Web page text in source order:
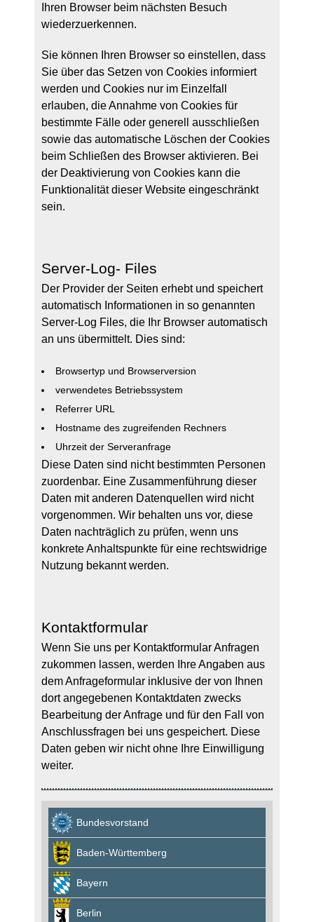
Ihren Browser beim nächsten Besuch
wiederzuerkennen.
Sie können Ihren Browser so einstellen, dass
Sie über das Setzen von Cookies informiert
werden und Cookies nur im Einzelfall
erlauben, die Annahme von Cookies für
bestimmte Fälle oder generell ausschließen
sowie das automatische Löschen der Cookies
beim Schließen des Browser aktivieren. Bei
der Deaktivierung von Cookies kann die
Funktionalität dieser Website eingeschränkt
sein.
Server-Log- Files
Der Provider der Seiten erhebt und speichert
automatisch Informationen in so genannten
Server-Log Files, die Ihr Browser automatisch
an uns übermittelt. Dies sind:
Browsertyp und Browserversion
verwendetes Betriebssystem
Referrer URL
Hostname des zugreifenden Rechners
Uhrzeit der Serveranfrage
Diese Daten sind nicht bestimmten Personen
zuordenbar. Eine Zusammenführung dieser
Daten mit anderen Datenquellen wird nicht
vorgenommen. Wir behalten uns vor, diese
Daten nachträglich zu prüfen, wenn uns
konkrete Anhaltspunkte für eine rechtswidrige
Nutzung bekannt werden.
Kontaktformular
Wenn Sie uns per Kontaktformular Anfragen
zukommen lassen, werden Ihre Angaben aus
dem Anfrageformular inklusive der von Ihnen
dort angegebenen Kontaktdaten zwecks
Bearbeitung der Anfrage und für den Fall von
Anschlussfragen bei uns gespeichert. Diese
Daten geben wir nicht ohne Ihre Einwilligung
weiter.
Bundesvorstand
Baden-Württemberg
Bayern
Berlin